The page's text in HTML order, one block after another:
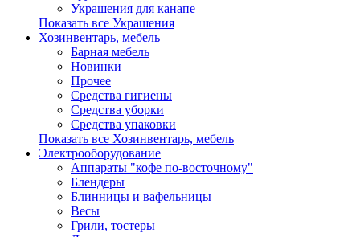
Украшения для канапе
Показать все Украшения
Хозинвентарь, мебель
Барная мебель
Новинки
Прочее
Средства гигиены
Средства уборки
Средства упаковки
Показать все Хозинвентарь, мебель
Электрооборудование
Аппараты "кофе по-восточному"
Блендеры
Блинницы и вафельницы
Весы
Грили, тостеры